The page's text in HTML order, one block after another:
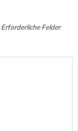
Erforderliche Felder